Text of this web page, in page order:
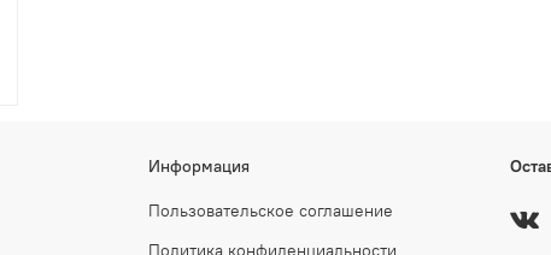
Информация
Пользовательское соглашение
Политика конфиденциальности